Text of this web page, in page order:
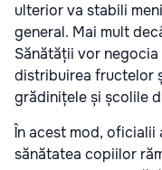
ulterior va stabili
general. Mai mult
Sănătății vor
distribuirea fructelor
grădinițele și școlile
În acest mod,
sănătatea copiilor